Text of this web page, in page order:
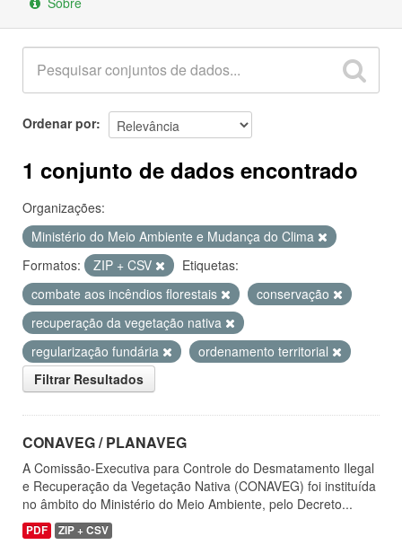
Ordenar por
1 conjunto de dados encontrado
Organizações:
Ministério do Meio Ambiente e Mudança do Clima
Formatos:
ZIP + CSV
Etiquetas:
combate aos incêndios florestais
conservação
recuperação da vegetação nativa
regularização fundária
ordenamento territorial
Filtrar Resultados
CONAVEG / PLANAVEG
A Comissão-Executiva para Controle do Desmatamento Ilegal
e Recuperação da Vegetação Nativa (CONAVEG) foi instituída
no âmbito do Ministério do Meio Ambiente, pelo Decreto...
PDF ZIP + CSV